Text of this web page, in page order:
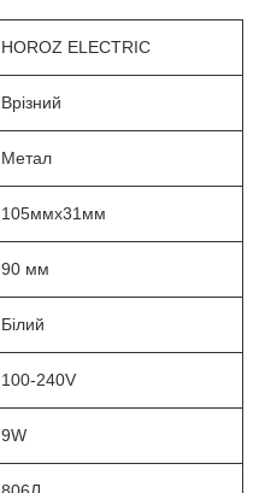
HOROZ ELECTRIC
Врізний
Метал
105ммх31мм
90 мм
Білий
100-240V
9W